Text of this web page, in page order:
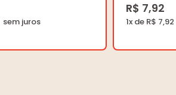
R$ 7,92
1x de R$ 7,92